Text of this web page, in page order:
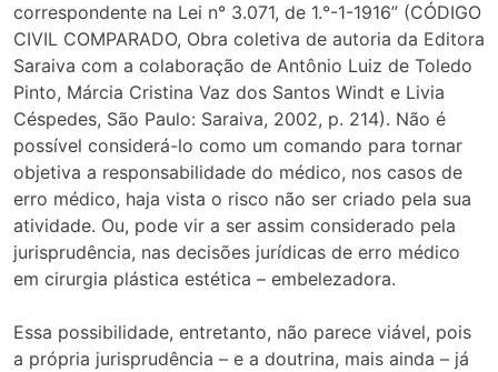
correspondente na Lei n° 3.071, de 1.°-1-1916” (CÓDIGO
CIVIL COMPARADO, Obra coletiva de autoria da Editora
Saraiva com a colaboração de Antônio Luiz de Toledo
Pinto, Márcia Cristina Vaz dos Santos Windt e Livia
Céspedes, São Paulo: Saraiva, 2002, p. 214). Não é
possível considerá-lo como um comando para tornar
objetiva a responsabilidade do médico, nos casos de
erro médico, haja vista o risco não ser criado pela sua
atividade. Ou, pode vir a ser assim considerado pela
jurisprudência, nas decisões jurídicas de erro médico
em cirurgia plástica estética – embelezadora.
Essa possibilidade, entretanto, não parece viável, pois
a própria jurisprudência – e a doutrina, mais ainda – já